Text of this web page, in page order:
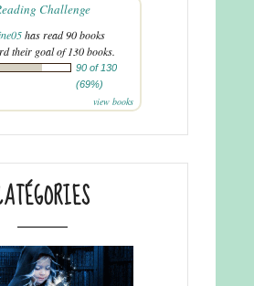
Challenge
has read 90 books
their goal of 130 books.
90 of 130
(69%)
view books